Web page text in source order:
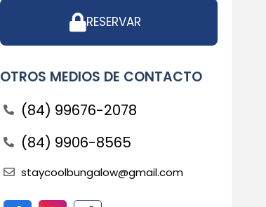
RESERVAR
OTROS MEDIOS DE CONTACTO
(84) 99676-2078
(84) 9906-8565
staycoolbungalow@gmail.com